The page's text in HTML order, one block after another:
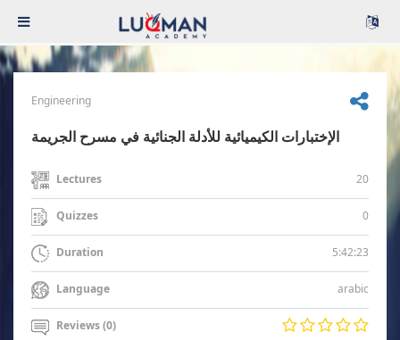
Engineering
الإختبارات الكيميائية للأدلة الجنائية في مسرح الجريمة
Lectures 20
Quizzes 0
Duration 5:42:23
Language arabic
Reviews (0)